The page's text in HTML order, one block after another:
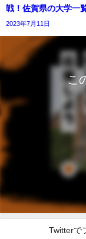
戦！佐賀県の大学一
2023年7月11日
こ
Twitterで